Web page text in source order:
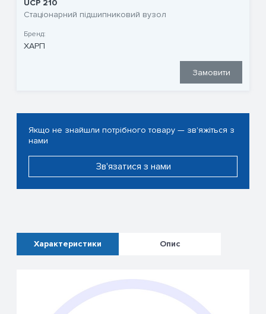
UCP 210
Стаціонарний підшипниковий вузол
Бренд:
ХАРП
Замовити
Якщо не знайшли потрібного товару — зв'яжіться з
нами
Зв'язатися з нами
Характеристики Опис